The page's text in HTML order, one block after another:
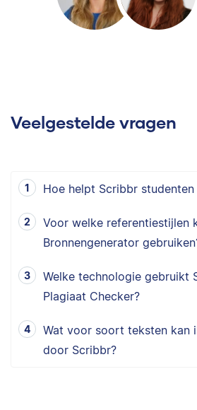
Veelgestelde vragen
Hoe helpt Scribbr
Voor welke referentiestijlen
Bronnengenerator
Welke technologie gebruikt
Plagiaat Checker?
Wat voor soort teksten kan
door Scribbr?